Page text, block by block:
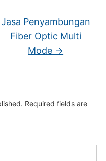
Jasa Penyambungan
Fiber Optic Multi
Mode →
Required fields are